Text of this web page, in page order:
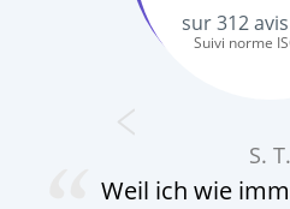
sur312
Suivi norme
S. T.
Weil ich wie